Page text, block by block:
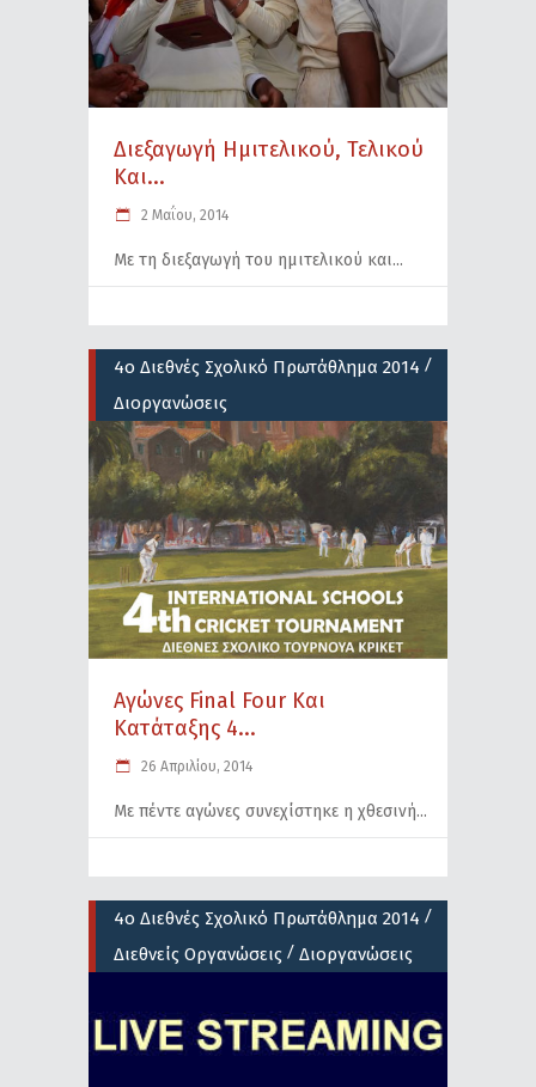
Διεξαγωγή Ημιτελικού, Τελικού
Και...
2 Μαΐου, 2014
Με τη διεξαγωγή του ημιτελικού και
4ο Διεθνές Σχολικό Πρωτάθλημα 2014 /
Διοργανώσεις
Αγώνες Final Four Και
Κατάταξης 4...
26 Απριλίου, 2014
Με πέντε αγώνες συνεχίστηκε η χθεσινή
4ο Διεθνές Σχολικό Πρωτάθλημα 2014 /
Διεθνείς Οργανώσεις / Διοργανώσεις